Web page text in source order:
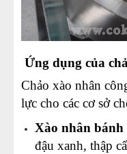
Ứng dụng của
Chảo xào nhân
lực cho các cơ sở
Xào nhân
đậu xanh, thập